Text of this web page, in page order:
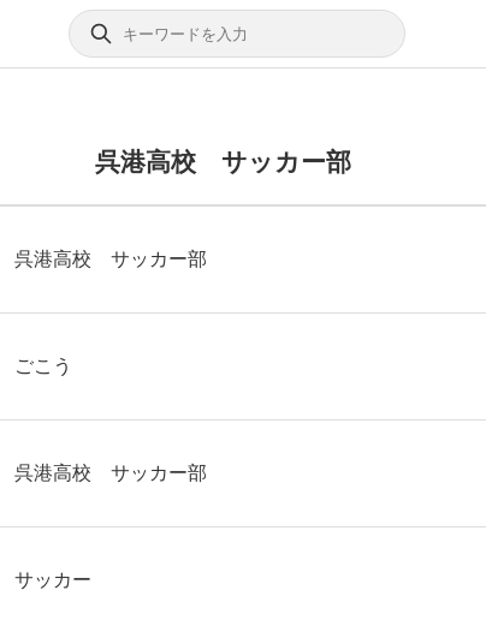
呉港高校 サッカー部
呉港高校 サッカー部
ごこう
呉港高校 サッカー部
サッカー